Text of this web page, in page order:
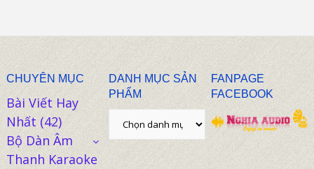
CHUYÊN MỤC
Bài Viết Hay
Nhất(42)
Bộ Dàn Âm
Thanh Karaoke
DANH MỤC SẢN
PHẨM
FANPAGE
FACEBOOK